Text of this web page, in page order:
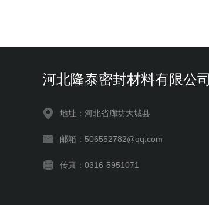
河北隆泰密封材料有限公司
地址：河北省廊坊大城县
邮箱：506552782@qq.com
传真：0316-5951071